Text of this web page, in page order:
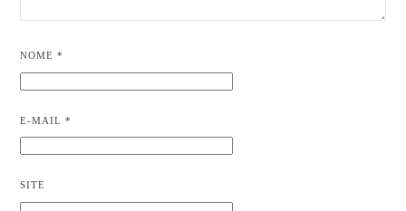
NOME*
E-MAIL*
SITE